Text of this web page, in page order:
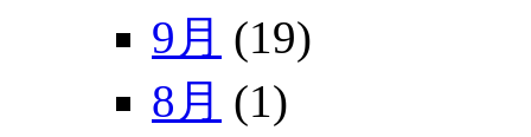
9月 (19)
8月 (1)